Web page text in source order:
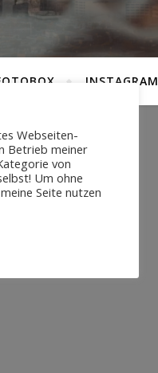
INSTAGRAM
Webseiten-
Betrieb meiner
von
Um ohne
Seite nutzen